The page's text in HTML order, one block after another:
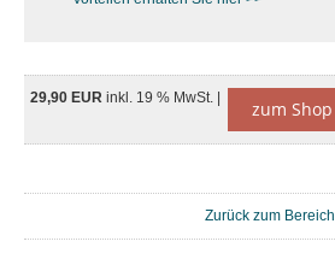
29,90 EUR inkl. 19 % MwSt. | zum Shop
Zurück zum Bereich